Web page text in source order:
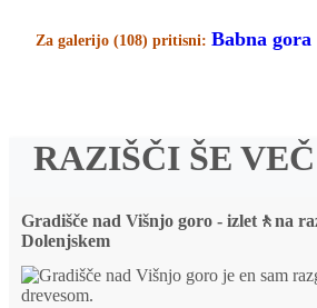
Za galerijo (108) pritisni: Babna gora
RAZIŠČI ŠE
Gradišče nad Višnjo goro - izlet🚶na
Dolenjskem